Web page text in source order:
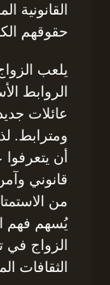
القانونية
حقوقهم
يلعب
الروابط
عائلات
ومترابط.
أن
قانوني
من
يُسهم فهم
الزواج في
الثقافات